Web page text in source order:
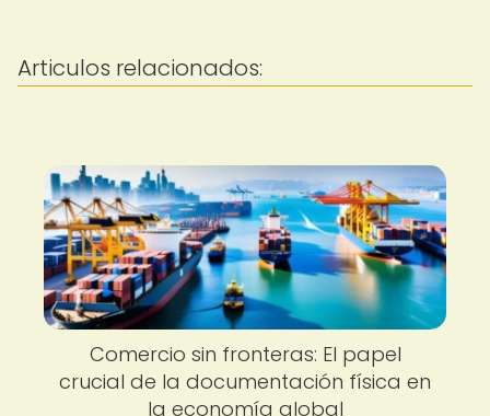
Articulos relacionados:
Comercio sin fronteras: El papel
crucial de la documentación física en
la economía global